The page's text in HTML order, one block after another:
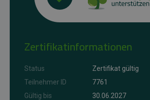
Zertifikatinformationen
Status
Zertifikat gültig
Teilnehmer ID
7761
Gültig bis
30.06.2027